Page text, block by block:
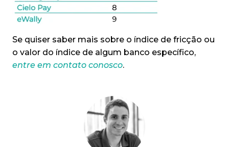
Se quiser saber mais sobre o índice de fricção ou
o valor do índice de algum banco específico,
entre em contato conosco.